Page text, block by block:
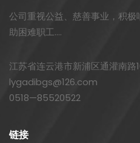
公司重视公益、慈善事业，积
助困难职工....
江苏省连云港市新浦区通灌南路
lygadibgs@126.com
0518—85520522
链接